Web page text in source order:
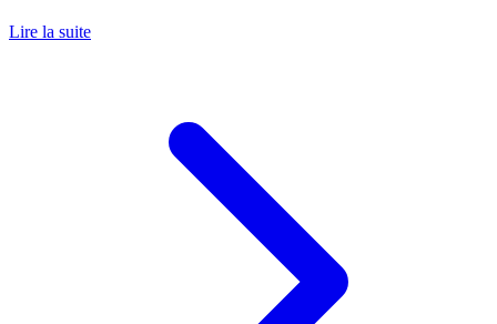
Lire la suite